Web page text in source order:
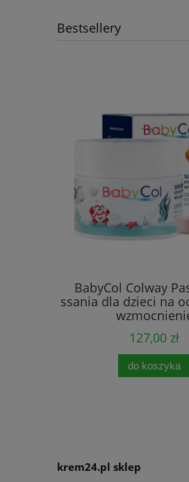
Bestsellery
BabyCol Colway
ssania dla dzieci na
127,00 zł
do koszyka
krem24.pl sklep